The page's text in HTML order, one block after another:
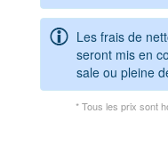
Les frais de
seront mis en
sale ou pleine
* Tous les prix sont